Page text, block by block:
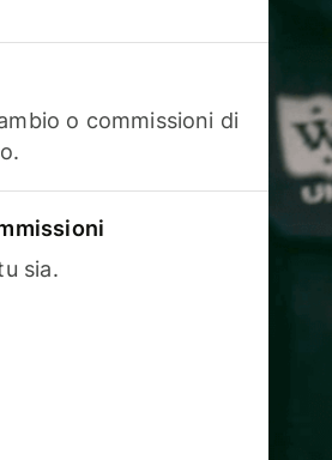
o commissioni di
sia.